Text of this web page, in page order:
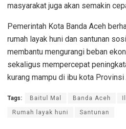
masyarakat juga akan semakin
Pemerintah Kota Banda Aceh
rumah layak huni dan santunan
membantu mengurangi beban
sekaligus mempercepat
kurang mampu di ibu kota Provinsi
Tags: Baitul Mal Banda Aceh
Rumah layak huni Santunan